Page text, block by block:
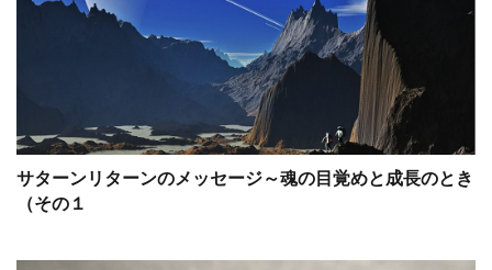
サターンリターンのメッセージ～魂の目覚めと成長のとき
（その１